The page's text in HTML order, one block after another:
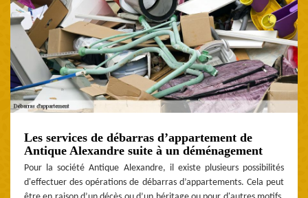
Les services de débarras d’appartement de
Antique Alexandre suite à un déménagement
Pour la société Antique Alexandre, il existe plusieurs possibilités
d'effectuer des opérations de débarras d’appartements. Cela peut